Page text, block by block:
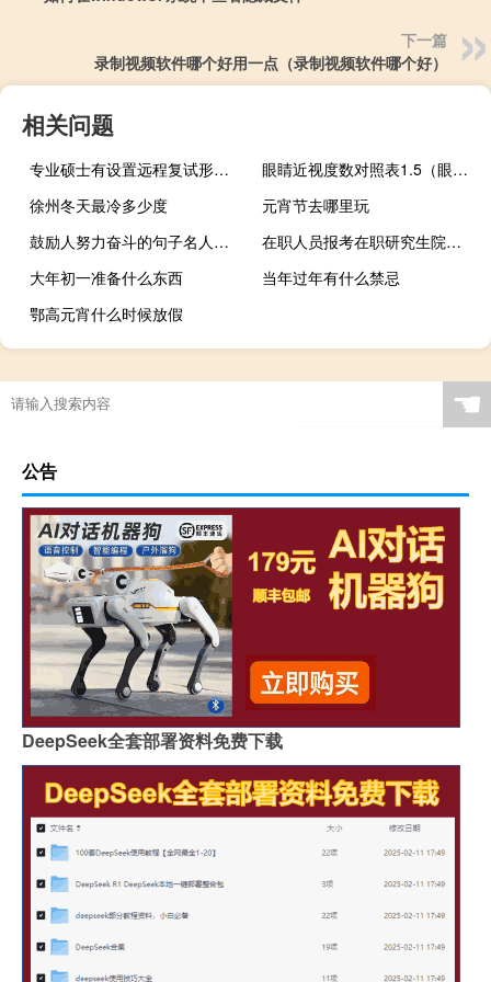
下一篇
录制视频软件哪个好用一点（录制视频软件哪个好）
相关问题
专业硕士有设置远程复试形式的院校吗
眼睛近视度数对照表1.5（眼睛近视度数对照表）
徐州冬天最冷多少度
元宵节去哪里玩
鼓励人努力奋斗的句子名人名言
在职人员报考在职研究生院校需要考虑的因素有哪些
大年初一准备什么东西
当年过年有什么禁忌
鄂高元宵什么时候放假
☚
公告
DeepSeek全套部署资料免费下载